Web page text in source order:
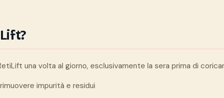
una volta al giorno, esclusivamente la sera prima di
impurità e residui